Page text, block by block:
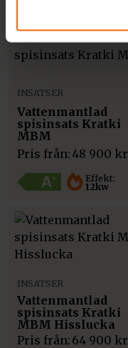
Effekt:
12kw
INSATSER
Vattenmantlad
spisinsats Kratki
MBM
Pris från: 48 900 kr
INSATSER
Vattenmantlad
spisinsats Kratki
MBM Hisslucka
Pris från: 64 900 kr